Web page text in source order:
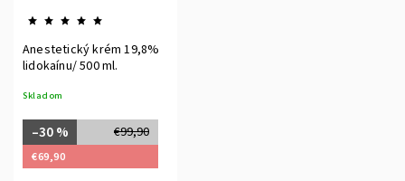
Anestetický krém 19,8%
lidokaínu/ 500 ml.
Skladom
€99,90
–30 %
€69,90